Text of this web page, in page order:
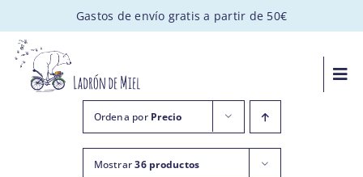
al
contenido
Gastos de envío gratis a partir de 50€
MIEL ARTESANAL
PACKS GOURMET
Ordena por Precio
Mostrar36 productos